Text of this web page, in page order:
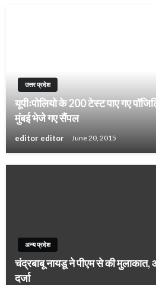
उत्तर प्रदेश
यूपीःपोलियो के 200 टेस्ट पाए गए
मुंबई भेजे गए सैंपल
editor editor June 20, 2015
अन्य प्रदेश
चंद्रबाबू नायडू ने पीएम से की मुलाकात,
दर्जा